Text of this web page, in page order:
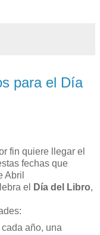
para el Día
fin quiere llegar el
fechas que
Abril
el Día del Libro,
año, una